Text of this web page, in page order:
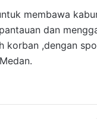
membawa
dan
korban ,dengan